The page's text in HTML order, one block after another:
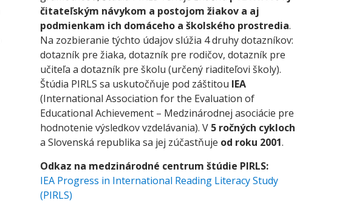
čitateľským návykom a postojom žiakov a aj
podmienkam ich domáceho a školského prostredia.
Na zozbieranie týchto údajov slúžia 4 druhy dotazníkov:
dotazník pre žiaka, dotazník pre rodičov, dotazník pre
učiteľa a dotazník pre školu (určený riaditeľovi školy).
Štúdia PIRLS sa uskutočňuje pod záštitou IEA
(International Association for the Evaluation of
Educational Achievement – Medzinárodnej asociácie pre
hodnotenie výsledkov vzdelávania). V 5 ročných cykloch
a Slovenská republika sa jej zúčastňuje od roku 2001.
Odkaz na medzinárodné centrum štúdie PIRLS:
IEA Progress in International Reading Literacy Study
(PIRLS)